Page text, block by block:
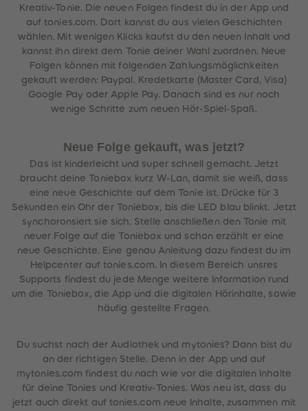
Kreativ-Tonie. Die neuen Folgen findest du in der App und
auf tonies.com. Dort kannst du aus vielen Geschichten
wählen. Mit wenigen Klicks kaufst du den neuen Inhalt und
kannst ihn direkt dem Tonie deiner Wahl zuordnen. Neue
Folgen können mit folgenden Zahlungsmöglichkeiten
gekauft werden: Paypal. Kredetkarte (Master Card, Visa)
Google Pay oder Apple Pay. Danach sind es nur noch
wenige Schritte zum neuen Hör-Spiel-Spaß.
Neue Folge gekauft, was jetzt?
Das ist kinderleicht und super schnell gemacht. Jetzt
braucht deine Toniebox kurz W-Lan, damit sie weiß, dass
eine neue Geschichte auf dem Tonie ist. Drücke für 3
Sekunden ein Ohr der Toniebox, bis die LED blau blinkt. Jetzt
synchoronsiert sie sich. Stelle anschließen den Tonie mit
neuer Folge auf die Toniebox und schon erzählt er eine
neue Geschichte. Eine genau Anleitung dazu findest du im
Helpcenter auf tonies.com. In diesem Bereich unsres
Supports findest du jede Menge weitere Information rund
um die Toniebox, die App und die digitalen Hörinhalte, sowie
häufig gestellte Fragen.
Du suchst nach der Audiothek und mytonies? Dann bist du
an der richtigen Stelle. Denn in der App und auf
mytonies.com findest du nach wie vor die digitalen Inhalte
für deine Tonies und Kreativ-Tonies. Was neu ist, dass du
jetzt auch direkt auf tonies.com neue Inhalte, zusammen mit